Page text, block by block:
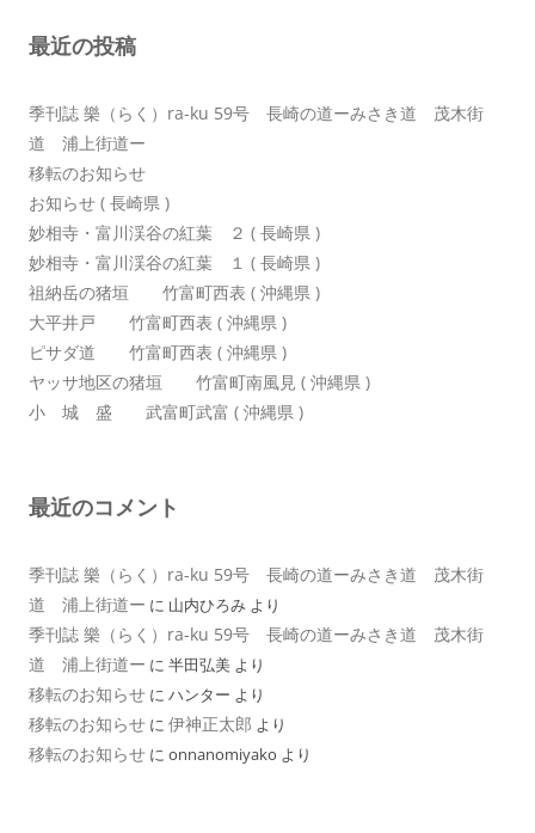
ン
最近の投稿
季刊誌 樂（らく）ra-ku 59号 長崎の道ーみさき道 茂木街
道 浦上街道ー
移転のお知らせ
お知らせ ( 長崎県 )
妙相寺・富川渓谷の紅葉 ２ ( 長崎県 )
妙相寺・富川渓谷の紅葉 １ ( 長崎県 )
祖納岳の猪垣 竹富町西表 ( 沖縄県 )
大平井戸 竹富町西表 ( 沖縄県 )
ピサダ道 竹富町西表 ( 沖縄県 )
ヤッサ地区の猪垣 竹富町南風見 ( 沖縄県 )
小 城 盛 武富町武富 ( 沖縄県 )
最近のコメント
季刊誌 樂（らく）ra-ku 59号 長崎の道ーみさき道 茂木街
道 浦上街道ー に 山内ひろみ より
季刊誌 樂（らく）ra-ku 59号 長崎の道ーみさき道 茂木街
道 浦上街道ー に 半田弘美 より
移転のお知らせ に ハンター より
移転のお知らせ に 伊神正太郎 より
移転のお知らせ に onnanomiyako より